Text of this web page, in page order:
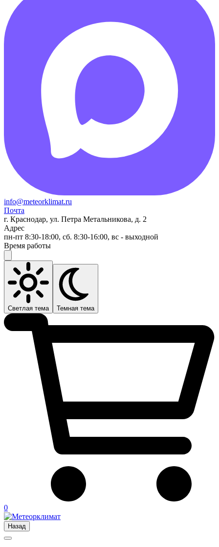
info@meteorklimat.ru
Почта
г. Краснодар, ул. Петра Метальникова, д. 2
Адрес
пн-пт 8:30-18:00, сб. 8:30-16:00, вс - выходной
Время работы
Светлая тема Темная тема
0
Назад